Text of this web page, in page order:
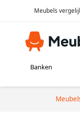
Meubels
Banken